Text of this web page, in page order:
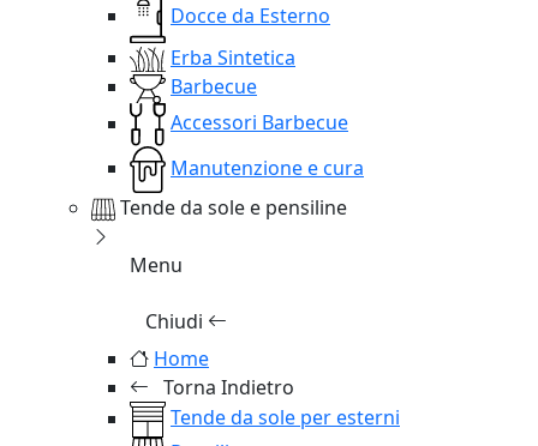
Docce da Esterno
Erba Sintetica
Barbecue
Accessori Barbecue
Manutenzione e cura
Tende da sole e pensiline
Menu
Chiudi
Home
Torna Indietro
Tende da sole per esterni